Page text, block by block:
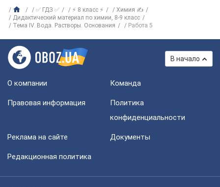
✅ ГДЗ ✅ ⚡ 8 класс ⚡
Химия ✍
Дидактический материал по химии, 8-9 класс
Тема IV. Вода. Растворы. Основания
Работа 5
В начало
О компании Команда
Правовая информация
Политика
конфиденциальности
Реклама на сайте Документы
Редакционная политика